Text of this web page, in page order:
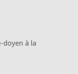
doyen à la